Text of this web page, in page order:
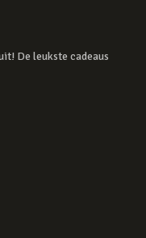
De leukste cadeaus